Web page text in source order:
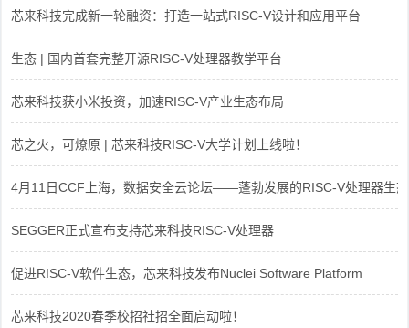
芯来科技完成新一轮融资：打造一站式RISC-V设计和应用平台
生态 | 国内首套完整开源RISC-V处理器教学平台
芯来科技获小米投资，加速RISC-V产业生态布局
芯之火，可燎原 | 芯来科技RISC-V大学计划上线啦！
4月11日CCF上海，数据安全云论坛——蓬勃发展的RISC-V处理器生态
SEGGER正式宣布支持芯来科技RISC-V处理器
促进RISC-V软件生态，芯来科技发布Nuclei Software Platform
芯来科技2020春季校招社招全面启动啦！